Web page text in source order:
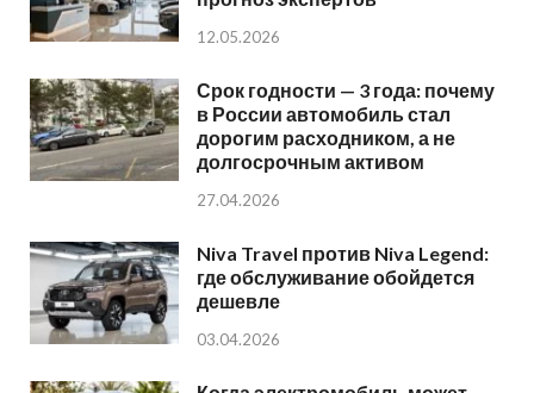
12.05.2026
Срок годности — 3 года: почему
в России автомобиль стал
дорогим расходником, а не
долгосрочным активом
27.04.2026
Niva Travel против Niva Legend:
где обслуживание обойдется
дешевле
03.04.2026